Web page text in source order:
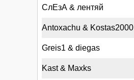
СлЕзА & лентяй
Antoxachu & Kostas2000
Greis1 & diegas
Kast & Maxks